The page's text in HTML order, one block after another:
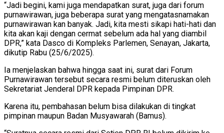
“Jadi begini, kami juga mendapatkan surat, juga dari forum
purnawirawan, juga beberapa surat yang mengatasnamakan
purnawirawan kan banyak. Jadi, kita mesti sikapi hati-hati dan
kita akan kaji dengan cermat sebelum ada hal yang diambil
DPR,” kata Dasco di Kompleks Parlemen, Senayan, Jakarta,
dikutip Rabu (25/6/2025).
Ia menjelaskan bahwa hingga saat ini, surat dari Forum
Purnawirawan tersebut secara resmi belum diteruskan oleh
Sekretariat Jenderal DPR kepada Pimpinan DPR.
Karena itu, pembahasan belum bisa dilakukan di tingkat
pimpinan maupun Badan Musyawarah (Bamus).